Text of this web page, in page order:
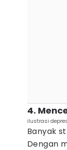
4.
ilustrasi
Banyak
Dengan